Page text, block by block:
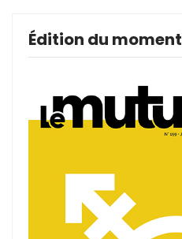
Édition du moment